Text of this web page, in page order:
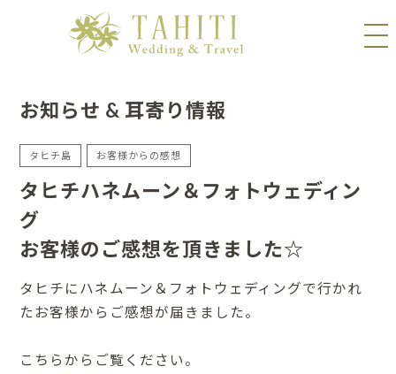
お知らせ & 耳寄り情報
タヒチ島 お客様からの感想
タヒチハネムーン＆フォトウェディン
グ
お客様のご感想を頂きました☆
タヒチにハネムーン＆フォトウェディングで行かれ
たお客様からご感想が届きました。
こちらからご覧ください。